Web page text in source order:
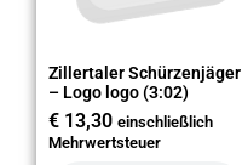
Zillertaler Schürzenjäger
– Logo logo (3:02)
€ 13,30 einschließlich
Mehrwertsteuer